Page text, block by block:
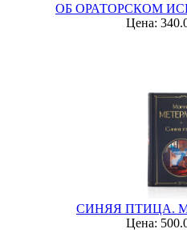
ОБ ОРАТОРСКОМ
Цена:
СИНЯЯ ПТИЦА.
Цена: